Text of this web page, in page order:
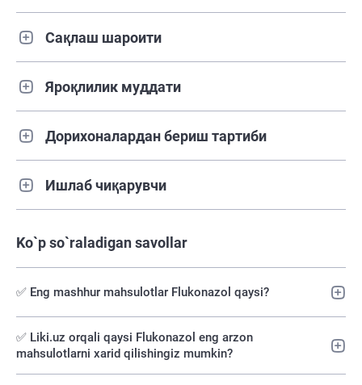
Сақлаш шароити
Яроқлилик муддати
Дорихоналардан бериш тартиби
Ишлаб чиқарувчи
Ko`p so`raladigan savollar
✅ Eng mashhur mahsulotlar Flukonazol qaysi?
✅️ Liki.uz orqali qaysi Flukonazol eng arzon
mahsulotlarni xarid qilishingiz mumkin?